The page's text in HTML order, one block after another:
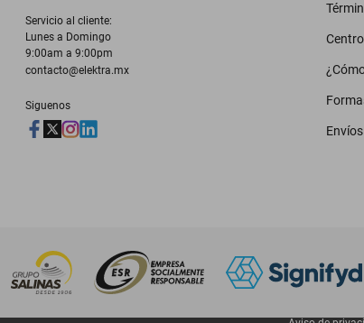
Servicio al cliente:
Lunes a Domingo
9:00am a 9:00pm
contacto@elektra.mx
Siguenos